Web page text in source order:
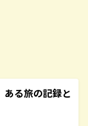
る旅の記録と